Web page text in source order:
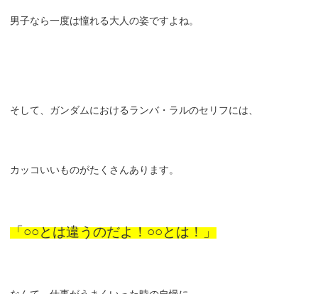
男子なら一度は憧れる大人の姿ですよね。
そして、ガンダムにおけるランバ・ラルのセリフには、
カッコいいものがたくさんあります。
「○○とは違うのだよ！○○とは！」